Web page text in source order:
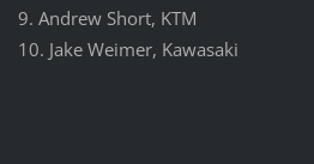
9. Andrew Short, KTM
10. Jake Weimer, Kawasaki